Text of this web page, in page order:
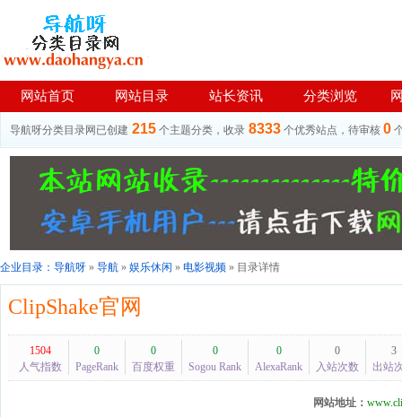
网站首页 网站目录 站长资讯 分类浏览
导航呀分类目录网已创建 215 个主题分类，收录 8333 个优秀站点，待审核 0
企业目录： 导航呀 » 导航 » 娱乐休闲 » 电影视频 » 目录详情
ClipShake官网
1504
人气指数
0
PageRank
0
百度权重
0
Sogou Rank
0
AlexaRank
0
入站次数
3
出站
网站地址：